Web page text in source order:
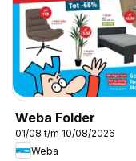
Weba Folder
01/08 t/m 10/08/2026
Weba